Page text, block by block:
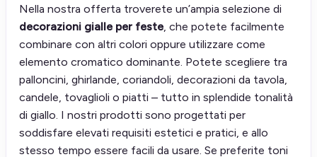
Nella nostra offerta troverete un’ampia selezione di
decorazioni gialle per feste, che potete facilmente
combinare con altri colori oppure utilizzare come
elemento cromatico dominante. Potete scegliere tra
palloncini, ghirlande, coriandoli, decorazioni da tavola,
candele, tovaglioli o piatti – tutto in splendide tonalità
di giallo. I nostri prodotti sono progettati per
soddisfare elevati requisiti estetici e pratici, e allo
stesso tempo essere facili da usare. Se preferite toni